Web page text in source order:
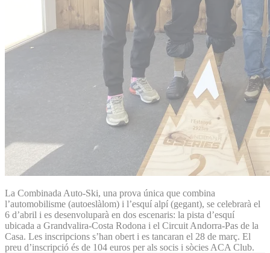
La Combinada Auto-Ski, una prova única que combina
l’automobilisme (autoeslàlom) i l’esquí alpí (gegant), se celebrarà el
6 d’abril i es desenvoluparà en dos escenaris: la pista d’esquí
ubicada a Grandvalira-Costa Rodona i el Circuit Andorra-Pas de la
Casa. Les inscripcions s’han obert i es tancaran el 28 de març. El
preu d’inscripció és de 104 euros per als socis i sòcies ACA Club.